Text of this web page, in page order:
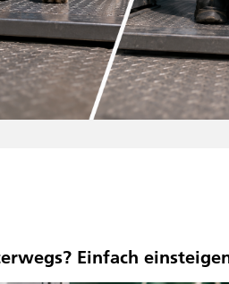
Einfach